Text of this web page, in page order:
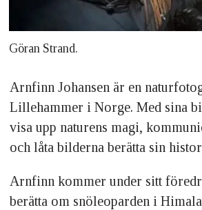
Göran Strand.
Arnfinn Johansen är en
Lillehammer i Norge. Med sina
visa upp naturens magi,
och låta bilderna berätta sin
Arnfinn kommer under sitt
berätta om snöleoparden i